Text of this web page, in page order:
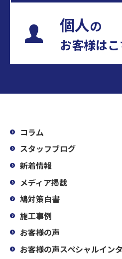
個人の
お客様は
コラム
スタッフブログ
新着情報
メディア掲載
鳩対策白書
施工事例
お客様の声
お客様の声スペシャルイン